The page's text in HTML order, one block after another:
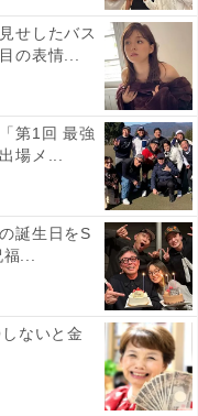
せしたバス
の表情...
第1回 最強
場メ...
誕生日をS
福...
ないと金